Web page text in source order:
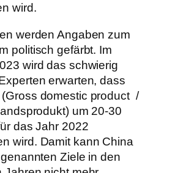
wird.
werden Angaben zum
politisch gefärbt. Im
wird das schwierig
erwarten, dass
domestic product /
um 20-30
das Jahr 2022
wird. Damit kann China
Ziele in den